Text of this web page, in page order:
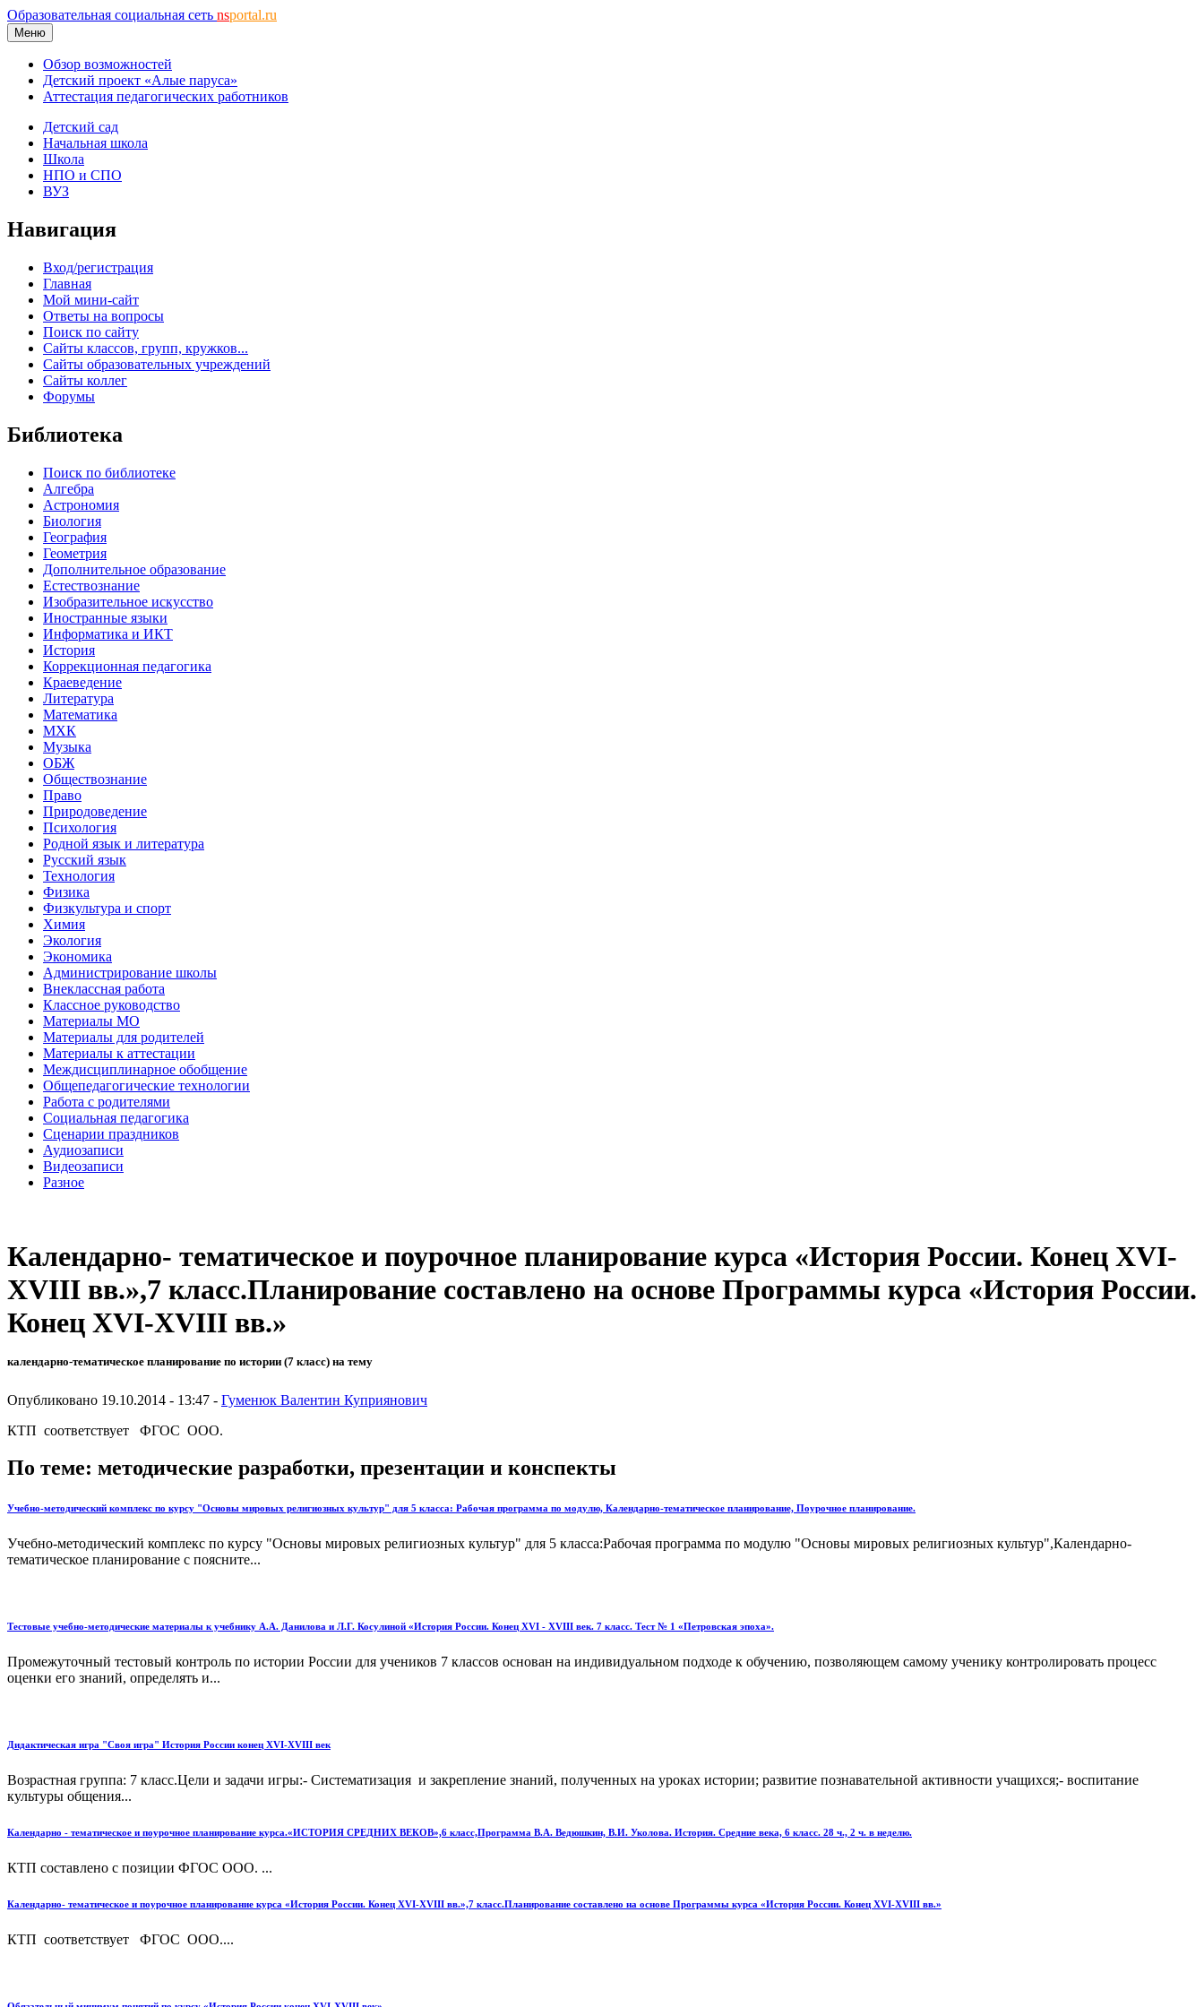
Образовательная социальная сеть nsportal.ru
Меню
Обзор возможностей
Детский проект «Алые паруса»
Аттестация педагогических работников
Детский сад
Начальная школа
Школа
НПО и СПО
ВУЗ
Навигация
Вход/регистрация
Главная
Мой мини-сайт
Ответы на вопросы
Поиск по сайту
Сайты классов, групп, кружков...
Сайты образовательных учреждений
Сайты коллег
Форумы
Библиотека
Поиск по библиотеке
Алгебра
Астрономия
Биология
География
Геометрия
Дополнительное образование
Естествознание
Изобразительное искусство
Иностранные языки
Информатика и ИКТ
История
Коррекционная педагогика
Краеведение
Литература
Математика
МХК
Музыка
ОБЖ
Обществознание
Право
Природоведение
Психология
Родной язык и литература
Русский язык
Технология
Физика
Физкультура и спорт
Химия
Экология
Экономика
Администрирование школы
Внеклассная работа
Классное руководство
Материалы МО
Материалы для родителей
Материалы к аттестации
Междисциплинарное обобщение
Общепедагогические технологии
Работа с родителями
Социальная педагогика
Сценарии праздников
Аудиозаписи
Видеозаписи
Разное
Календарно- тематическое и поурочное планирование курса «История России. Конец XVI-
XVIII вв.»,7 класс.Планирование составлено на основе Программы курса «История России.
Конец XVI-XVIII вв.»
календарно-тематическое планирование по истории (7 класс) на тему
Опубликовано 19.10.2014 - 13:47 - Гуменюк Валентин Куприянович
КТП соответствует ФГОС ООО.
По теме: методические разработки, презентации и конспекты
Учебно-методический комплекс по курсу "Основы мировых религиозных культур" для 5 класса: Рабочая программа по модулю, Календарно-тематическое планирование, Поурочное планирование.
Учебно-методический комплекс по курсу "Основы мировых религиозных культур" для 5 класса:Рабочая программа по модулю "Основы мировых религиозных культур",Календарно-
тематическое планирование с поясните...
Тестовые учебно-методические материалы к учебнику А.А. Данилова и Л.Г. Косулиной «История России. Конец XVI - XVIII век. 7 класс. Тест № 1 «Петровская эпоха».
Промежуточный тестовый контроль по истории России для учеников 7 классов основан на индивидуальном подходе к обучению, позволяющем самому ученику контролировать процесс
оценки его знаний, определять и...
Дидактическая игра "Своя игра" История России конец XVI-XVIII век
Возрастная группа: 7 класс.Цели и задачи игры:- Систематизация и закрепление знаний, полученных на уроках истории; развитие познавательной активности учащихся;- воспитание
культуры общения...
Календарно - тематическое и поурочное планирование курса.«ИСТОРИЯ СРЕДНИХ ВЕКОВ»,6 класс,Программа В.А. Ведюшкин, В.И. Уколова. История. Средние века, 6 класс. 28 ч., 2 ч. в неделю.
КТП составлено с позиции ФГОС ООО. ...
Календарно- тематическое и поурочное планирование курса «История России. Конец XVI-XVIII вв.»,7 класс.Планирование составлено на основе Программы курса «История России. Конец XVI-XVIII вв.»
КТП соответствует ФГОС ООО....